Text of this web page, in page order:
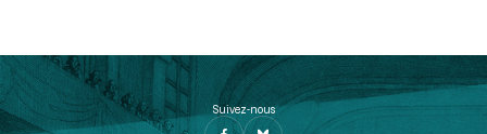
Suivez-nous